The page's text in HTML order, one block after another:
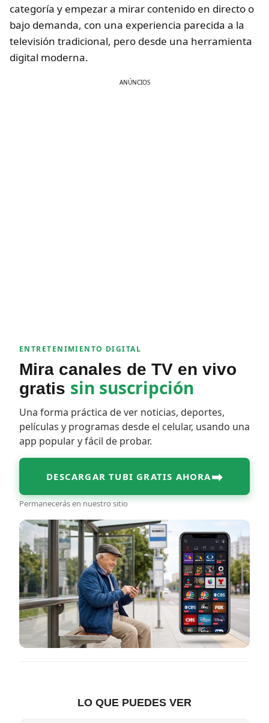
categoría y empezar a mirar contenido en directo o
bajo demanda, con una experiencia parecida a la
televisión tradicional, pero desde una herramienta
digital moderna.
ANÚNCIOS
ENTRETENIMIENTO DIGITAL
Mira canales de TV en vivo
gratis sin suscripción
Una forma práctica de ver noticias, deportes,
películas y programas desde el celular, usando una
app popular y fácil de probar.
DESCARGAR TUBI GRATIS AHORA➡
Permanecerás en nuestro sitio
LO QUE PUEDES VER